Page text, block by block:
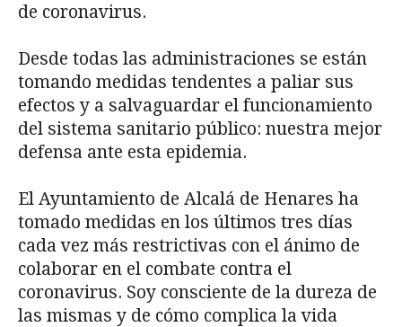
de coronavirus.
Desde todas las administraciones se están
tomando medidas tendentes a paliar sus
efectos y a salvaguardar el funcionamiento
del sistema sanitario público: nuestra mejor
defensa ante esta epidemia.
El Ayuntamiento de Alcalá de Henares ha
tomado medidas en los últimos tres días
cada vez más restrictivas con el ánimo de
colaborar en el combate contra el
coronavirus. Soy consciente de la dureza de
las mismas y de cómo complica la vida